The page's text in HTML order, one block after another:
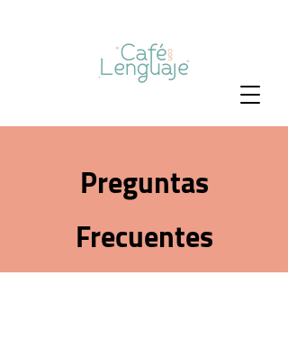
Preguntas
Frecuentes